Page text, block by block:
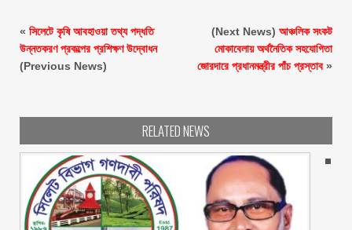
« সিলেটে কৃষি আবহাওয়া তথ্য পদ্ধতি
উন্নতকরণ প্রকল্পের প্রশিক্ষণ উদ্বোধন
(Previous News)
(Next News) আঞ্চলিক সংকট
মোকাবেলায় অর্থনৈতিক সহযোগিতা
জোরদারে প্রধানমন্ত্রীর পাঁচ প্রস্তাব»
RELATED NEWS